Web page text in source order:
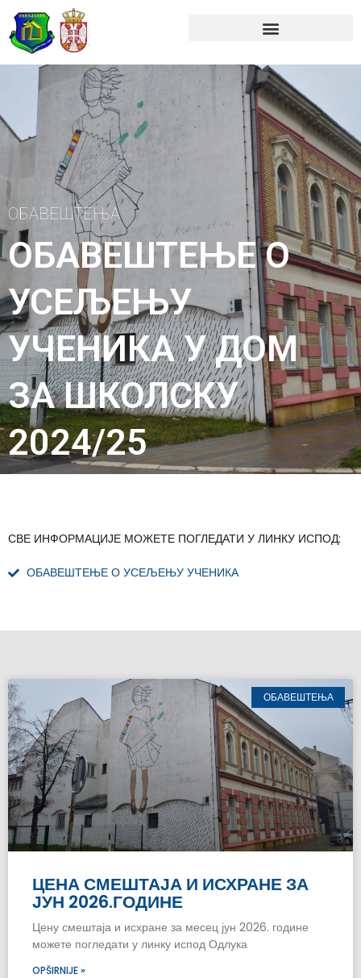
content
ОБАВЕШТЕЊА
ОБАВЕШТЕЊЕ О
УСЕЉЕЊУ
УЧЕНИКА У ДОМ
ЗА ШКОЛСКУ
2024/25
СВЕ ИНФОРМАЦИЈЕ МОЖЕТЕ ПОГЛЕДАТИ У ЛИНКУ ИСПОД:
ОБАВЕШТЕЊЕ О УСЕЉЕЊУ УЧЕНИКА
ОБАВЕШТЕЊА
ЦЕНА СМЕШТАЈА И ИСХРАНЕ ЗА
ЈУН 2026.ГОДИНЕ
Цену смештаја и исхране за месец јун 2026. године
можете погледати у линку испод Одлука
OPŠIRNIJE »